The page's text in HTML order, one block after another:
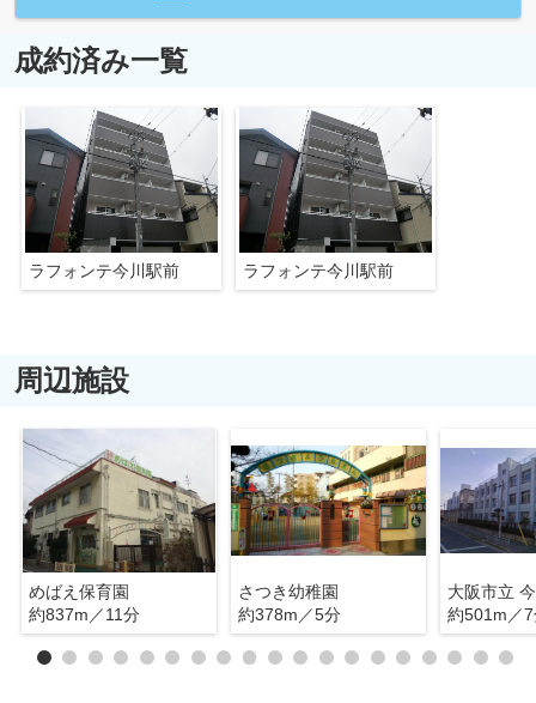
成約済み一覧
ラフォンテ今川駅前 ラフォンテ今川駅前
周辺施設
めばえ保育園
約837m／11分
さつき幼稚園
約378m／5分
大阪市立
約501m／